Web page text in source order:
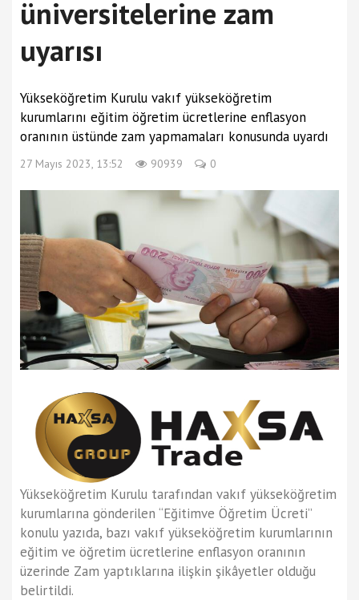
üniversitelerine zam
uyarısı
Yükseköğretim Kurulu vakıf yükseköğretim
kurumlarını eğitim öğretim ücretlerine enflasyon
oranının üstünde zam yapmamaları konusunda uyardı
27 Mayıs 2023, 13:52 90939 0
Yükseköğretim Kurulu tarafından vakıf yükseköğretim
kurumlarına gönderilen “Eğitimve Öğretim Ücreti”
konulu yazıda, bazı vakıf yükseköğretim kurumlarının
eğitim ve öğretim ücretlerine enflasyon oranının
üzerinde Zam yaptıklarına ilişkin şikâyetler olduğu
belirtildi.